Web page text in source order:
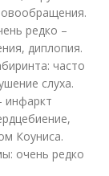
редко –
диплопия.
часто
слуха.
инфаркт
Коуниса.
очень редко